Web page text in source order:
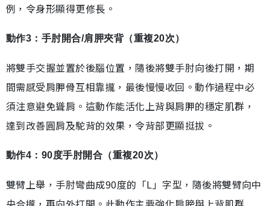
例，令身形顯得更修長。
動作3：手肘開合/肩胛夾背（重複20次）
將雙手交握並置於後腦位置，隨後將雙手肘向後打開，期
間需感受肩胛骨互相靠攏，最後慢慢收回。動作過程中必
須注意避免聳肩。這動作能活化上背與肩胛的穩定肌群，
達到改善圓肩及駝背的效果，令背部更顯挺拔。
動作4：90度手肘開合（重複20次）
雙臂上舉，手肘彎曲成90度的「L」字型，隨後將雙臂向中